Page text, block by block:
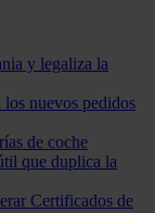
y legaliza la
nuevos pedidos
de coche
que duplica la
Certificados de